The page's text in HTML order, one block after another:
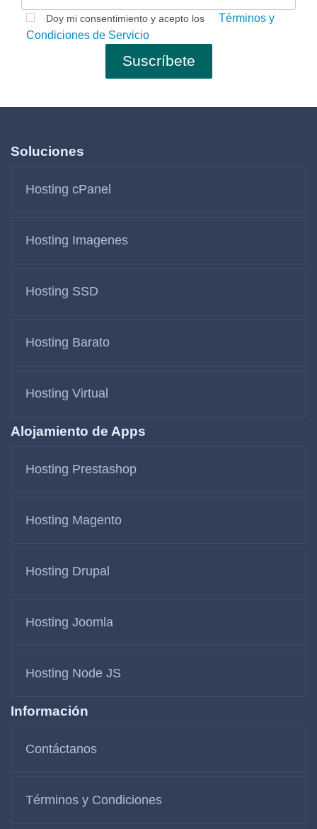
Doy mi consentimiento y acepto los
Términos y
Condiciones de Servicio
Soluciones
Hosting cPanel
Hosting Imagenes
Hosting SSD
Hosting Barato
Hosting Virtual
Alojamiento de Apps
Hosting Prestashop
Hosting Magento
Hosting Drupal
Hosting Joomla
Hosting Node JS
Información
Contáctanos
Términos y Condiciones